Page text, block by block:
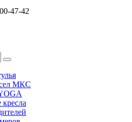
47-42
МКС